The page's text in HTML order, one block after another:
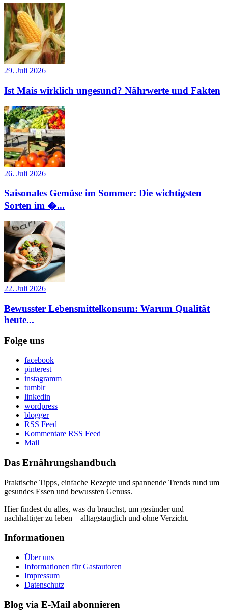
29. Juli 2026
Ist Mais wirklich ungesund? Nährwerte und Fakten
26. Juli 2026
Saisonales Gemüse im Sommer: Die wichtigsten
Sorten im �...
22. Juli 2026
Bewusster Lebensmittelkonsum: Warum Qualität
heute...
Folge uns
facebook
pinterest
instagramm
tumblr
linkedin
wordpress
blogger
RSS Feed
Kommentare RSS Feed
Mail
Das Ernährungshandbuch
Praktische Tipps, einfache Rezepte und spannende Trends rund um
gesundes Essen und bewussten Genuss.
Hier findest du alles, was du brauchst, um gesünder und
nachhaltiger zu leben – alltagstauglich und ohne Verzicht.
Informationen
Über uns
Informationen für Gastautoren
Impressum
Datenschutz
Blog via E-Mail abonnieren